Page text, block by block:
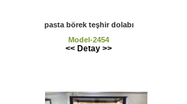
pasta börek teşhir dolabı
Model-2454
<< Detay >>